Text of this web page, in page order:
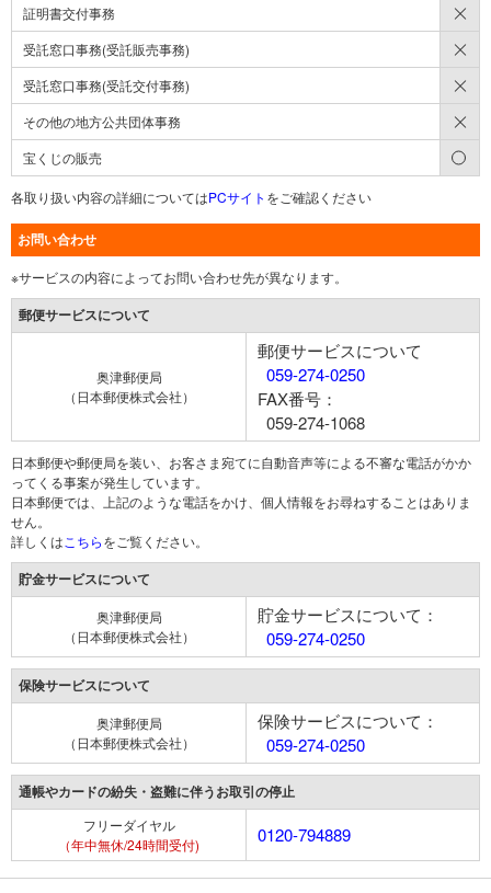
証明書交付事務
受託窓口事務(受託販売事務)
受託窓口事務(受託交付事務)
その他の地方公共団体事務
宝くじの販売
各取り扱い内容の詳細についてはPCサイト をご確認ください
お問い合わせ
※サービスの内容によってお問い合わせ先が異なります。
郵便サービスについて
奥津郵便局
（日本郵便株式会社）
郵便サービスについて
059-274-0250
FAX番号：
059-274-1068
日本郵便や郵便局を装い、お客さま宛てに自動音声等による不審な電話がかか
ってくる事案が発生しています。
日本郵便では、上記のような電話をかけ、個人情報をお尋ねすることはありま
せん。
詳しくは こちらをご覧ください。
貯金サービスについて
奥津郵便局
（日本郵便株式会社）
貯金サービスについて：
059-274-0250
保険サービスについて
奥津郵便局
（日本郵便株式会社）
保険サービスについて：
059-274-0250
通帳やカードの紛失・盗難に伴うお取引の停止
フリーダイヤル
（年中無休/24時間受付)
0120-794889